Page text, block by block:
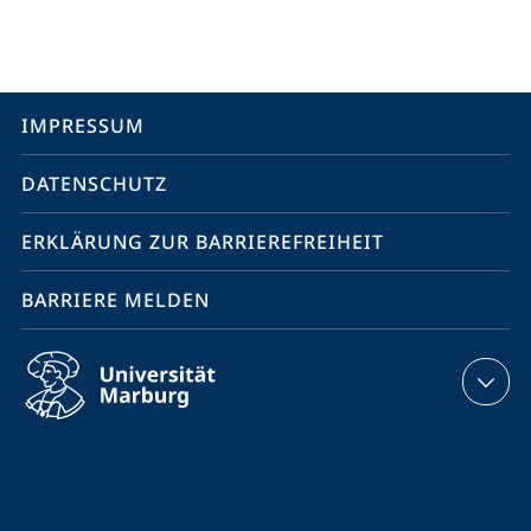
Service-
Navigation
IMPRESSUM
DATENSCHUTZ
ERKLÄRUNG ZUR BARRIEREFREIHEIT
BARRIERE MELDEN